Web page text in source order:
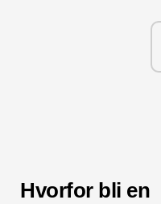
Hvorfor bli en